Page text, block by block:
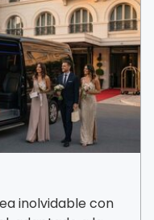
inolvidable con